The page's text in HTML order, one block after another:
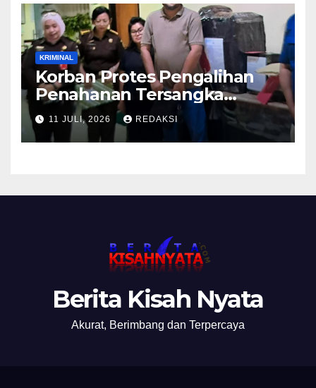
KRIMINAL
Korban Protes Pengalihan
Penahanan Tersangka
Pemalsuan Merek Skincare,
Kasi Penkum Kejati Jatim:
Nanti Saya Tegur Jaksanya
11 JULI, 2026 REDAKSI
Berita Kisah Nyata
Akurat, Berimbang dan Terpercaya